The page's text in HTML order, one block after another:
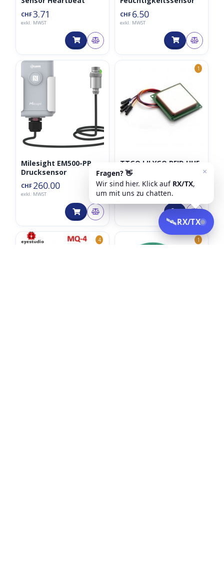
CHF3.71
exkl. MWST
CHF 6.50
exkl. MWST
◑
Milesight EM500-PP
Drucksensor
CHF 260.00
exkl. MWST
1
TTGO LILYGO RFID UHF
Radio Frequency
Reader 840 960MHz
CHF91.92
exkl. MWST
4 1